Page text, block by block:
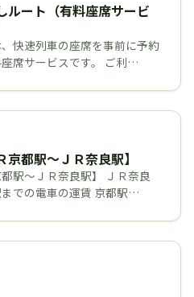
ート（有料座席サービ
快速列車の座席を事前に予約
席サービスです。 ご利…
都駅～ＪＲ奈良駅】
駅～ＪＲ奈良駅】 ＪＲ奈良
での電車の運賃 京都駅…